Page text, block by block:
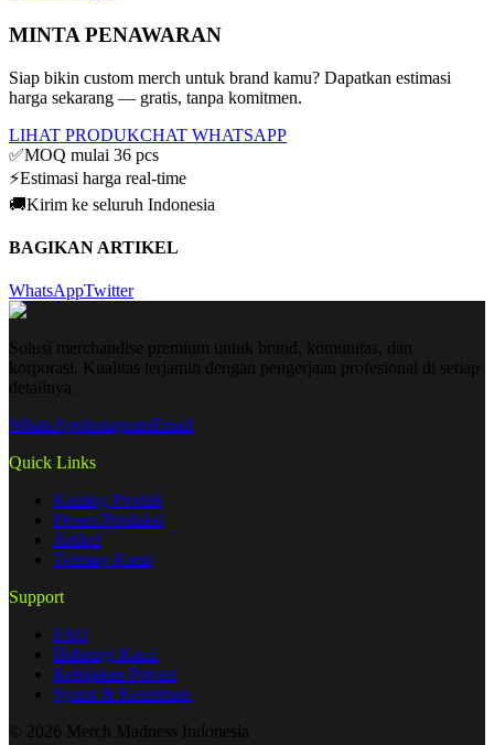
MINTA PENAWARAN
Siap bikin custom merch untuk brand kamu? Dapatkan estimasi
harga sekarang — gratis, tanpa komitmen.
LIHAT PRODUKCHAT WHATSAPP
✅MOQ mulai 36 pcs
⚡Estimasi harga real-time
🚚Kirim ke seluruh Indonesia
BAGIKAN ARTIKEL
WhatsAppTwitter
Solusi merchandise premium untuk brand, komunitas, dan
korporasi. Kualitas terjamin dengan pengerjaan profesional di setiap
detailnya.
WhatsAppInstagramEmail
Quick Links
Katalog Produk
Proses Produksi
Artikel
Tentang Kami
Support
FAQ
Hubungi Kami
Kebijakan Privasi
Syarat & Ketentuan
©
2026 Merch Madness Indonesia